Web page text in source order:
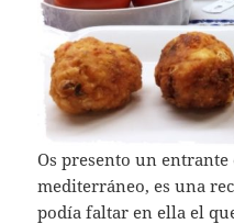
Os presento un
mediterráneo, es una
podía faltar en ella el